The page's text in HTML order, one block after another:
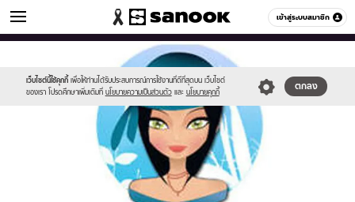
เข้าสู่ระบบสมาชิก
ดูดวง หมวดอื่นๆ
เว็บไซต์นี้ใช้คุกกี้ เพื่อให้ท่านได้รับประสบการณ์การใช้งานที่ดีที่สุดบน เว็บไซต์
ของเรา โปรดศึกษาเพิ่มเติมที่ นโยบายความเป็นส่วนตัว และ นโยบายคุกกี้
ตกลง
//s.isanook.com/sr/0/images/logo-
sanook.png
//s.isanook.com/ho/0/ud/10/53241/170-